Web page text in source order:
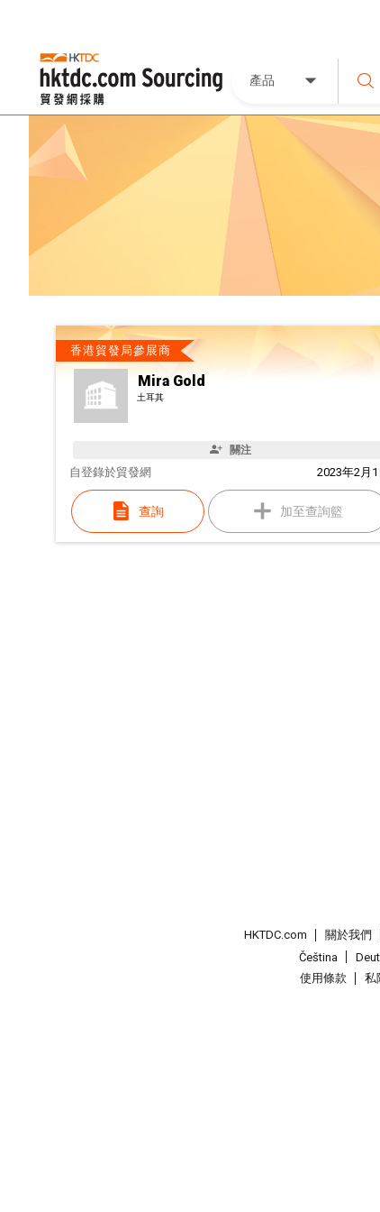
產品
香港貿發局參展商
Mira Gold
土耳其
關注
自 2023年2月1
登錄於貿發網
查詢 加至查詢籃
HKTDC.com 關於我們
Čeština
使用條款
私